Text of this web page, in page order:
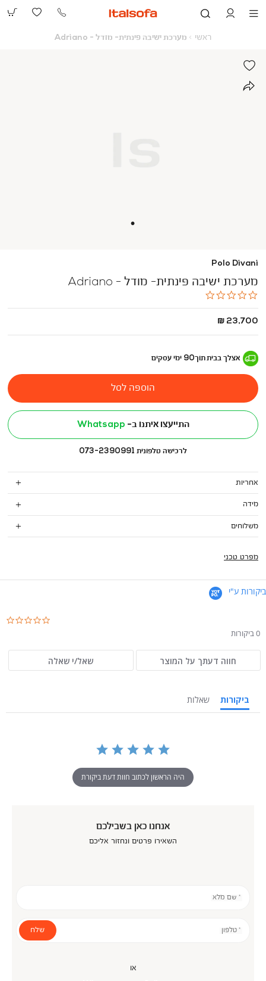
073-
ראשי ראשי
מערכת ישיבה פינתית- מודל - Adriano
Polo Divani
מערכת ישיבה פינתית- מודל - Adriano
החל
23,700 ₪
אצלך בביתתוך90 ימי עסקים
הוספה לסל
התייעצו איתנו ב- Whatsapp
לרכישה טלפונית 073-2390991
אחריות
מידה
משלוחים
מפרט טכני
ביקורות ע"י
0 ביקורות
חווה דעתך על המוצר שאל/י שאלה
ביקורות שאלות
היה הראשון לכתוב חוות דעת ביקורת
אנחנו כאן בשבילכם
השאירו פרטים ונחזור אליכם
* שם מלא
* טלפון שלח
או